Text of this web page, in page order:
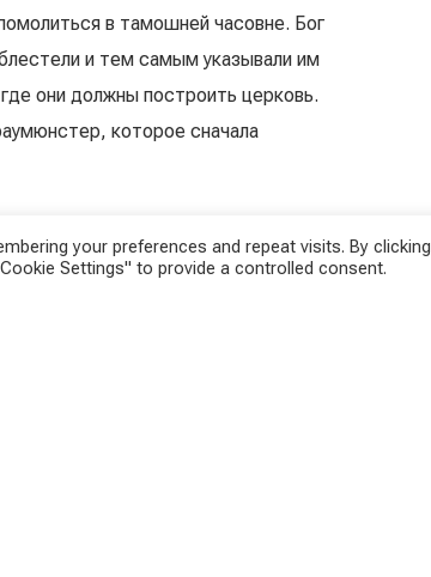
в тамошней часовне. Бог
и тем самым указывали им
они должны построить церковь.
которое сначала
монастыря Фраумюнстер в 1924-34
аббатисы Елизаветы фон Вецикон
your preferences and repeat visits. By clicking
Settings" to provide a controlled consent.